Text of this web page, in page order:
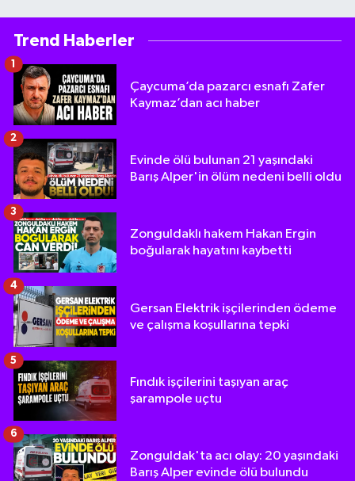
Trend Haberler
Çaycuma’da pazarcı esnafı Zafer
Kaymaz’dan acı haber
1
Evinde ölü bulunan 21 yaşındaki
Barış Alper'in ölüm nedeni belli oldu
2
Zonguldaklı hakem Hakan Ergin
boğularak hayatını kaybetti
3
Gersan Elektrik işçilerinden ödeme
ve çalışma koşullarına tepki
4
Fındık işçilerini taşıyan araç
şarampole uçtu
5
Zonguldak'ta acı olay: 20 yaşındaki
Barış Alper evinde ölü bulundu
6